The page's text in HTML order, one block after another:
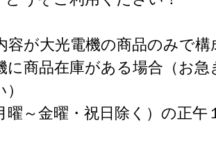
が大光電機の商品のみで構
商品在庫がある場合（お急
～金曜・祝日除く）の正午